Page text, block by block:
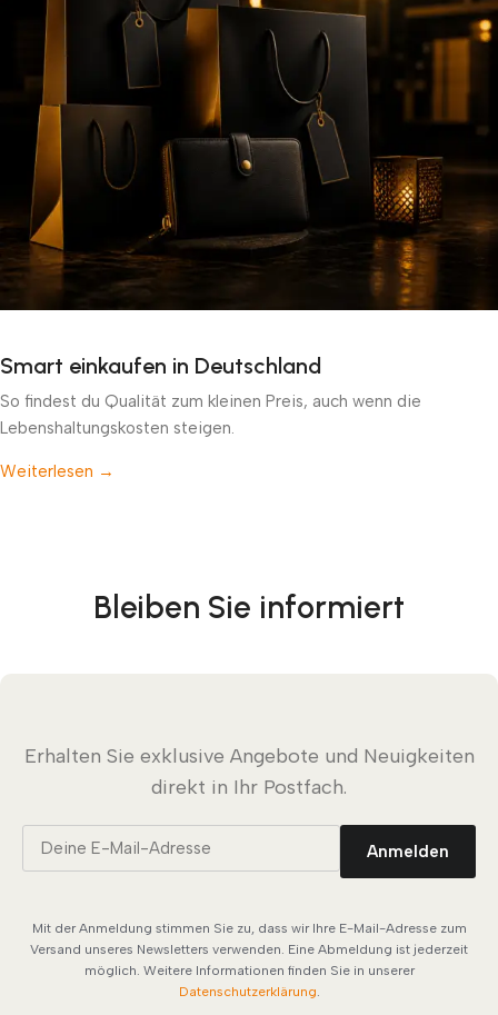
Smart einkaufen in Deutschland
So findest du Qualität zum kleinen Preis, auch wenn die
Lebenshaltungskosten steigen.
Weiterlesen →
Bleiben Sie informiert
Erhalten Sie exklusive Angebote und Neuigkeiten
direkt in Ihr Postfach.
Anmelden
Mit der Anmeldung stimmen Sie zu, dass wir Ihre E-Mail-Adresse zum
Versand unseres Newsletters verwenden. Eine Abmeldung ist jederzeit
möglich. Weitere Informationen finden Sie in unserer
Datenschutzerklärung.